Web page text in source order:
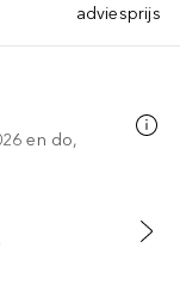
adviesprijs
en do,